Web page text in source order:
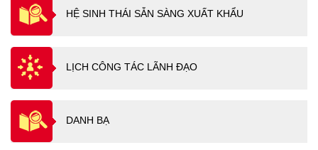
HỆ SINH THÁI SẴN SÀNG XUẤT KHẨU
LỊCH CÔNG TÁC LÃNH ĐẠO
DANH BẠ